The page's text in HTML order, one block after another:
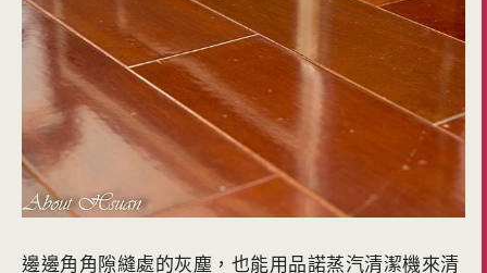
邊邊角角隙縫處的灰塵，也能用品諾蒸汽清潔機來清